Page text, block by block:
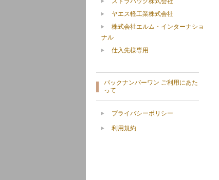
ヤエス軽工業株式会社
株式会社エルム・インターナショ
ナル
仕入先様専用
パックナンバーワン ご利用にあた
って
プライバシーポリシー
利用規約